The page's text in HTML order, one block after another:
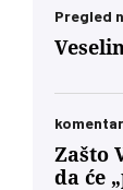
Pregled
komentar
Zašto
da će